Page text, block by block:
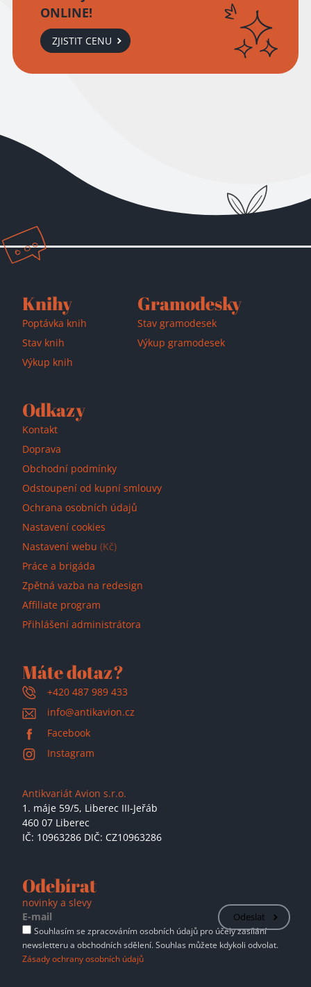
ONLINE!
ZJISTIT CENU
Přidáno do košíku!
Knihy
Poptávka knih
Stav knih
Výkup knih
Gramodesky
Stav gramodesek
Výkup gramodesek
Odkazy
Kontakt
Doprava
Obchodní podmínky
Odstoupení od kupní smlouvy
Ochrana osobních údajů
Nastavení cookies
Nastavení webu (Kč)
Práce a brigáda
Zpětná vazba na redesign
Affiliate program
Přihlášení administrátora
Máte dotaz?
+420 487 989 433
info@antikavion.cz
Facebook
Instagram
Antikvariát Avion s.r.o.
1. máje 59/5, Liberec III-Jeřáb
460 07 Liberec
IČ: 10963286 DIČ: CZ10963286
Odebírat
novinky a slevy
Odeslat
Souhlasím se zpracováním osobních údajů pro účely zasílání
newsletteru a obchodních sdělení. Souhlas můžete kdykoli odvolat.
Zásady ochrany osobních údajů